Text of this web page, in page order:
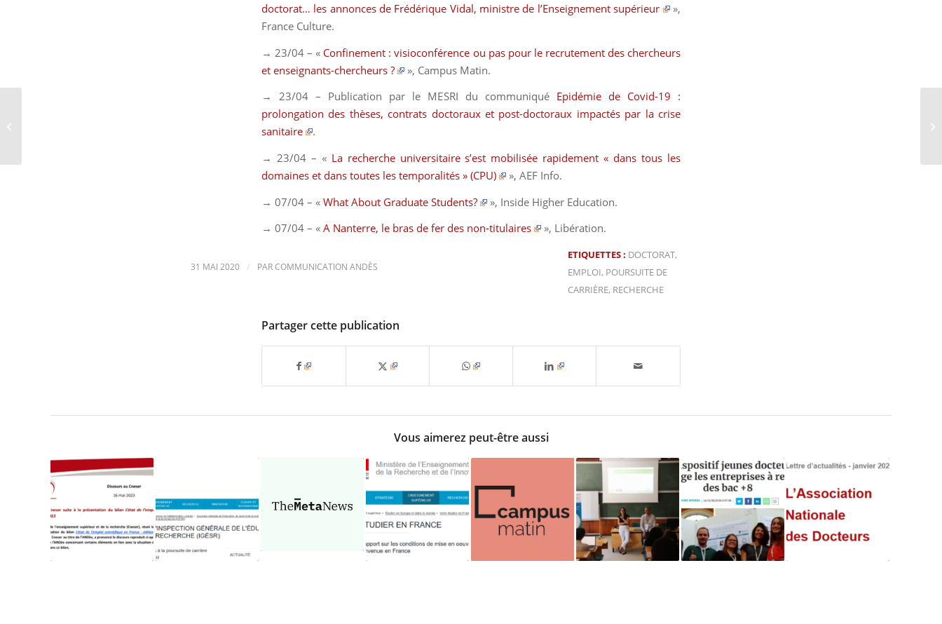
doctorat… les annonces de Frédérique Vidal, ministre de l’Enseignement supérieur
»,
France Culture.
→ 23/04 – « Confinement : visioconférence ou pas pour le recrutement des chercheurs
et enseignants-chercheurs ?
», Campus Matin.
→ 23/04 – Publication par le MESRI du communiqué Epidémie de Covid-19 :
prolongation des thèses, contrats doctoraux et post-doctoraux impactés par la crise
sanitaire
.
→ 23/04 – « La recherche universitaire s’est mobilisée rapidement « dans tous les
domaines et dans toutes les temporalités » (CPU)
», AEF Info.
→ 07/04 – « What About Graduate Students? », Inside Higher Education.
→ 07/04 – « A Nanterre, le bras de fer des non-titulaires », Libération.
31 MAI 2020 / PARCOMMUNICATION ANDÈS
ETIQUETTES : DOCTORAT,
EMPLOI, POURSUITE DE
CARRIÈRE, RECHERCHE
Partager cette publication
Vous aimerez peut-être aussi